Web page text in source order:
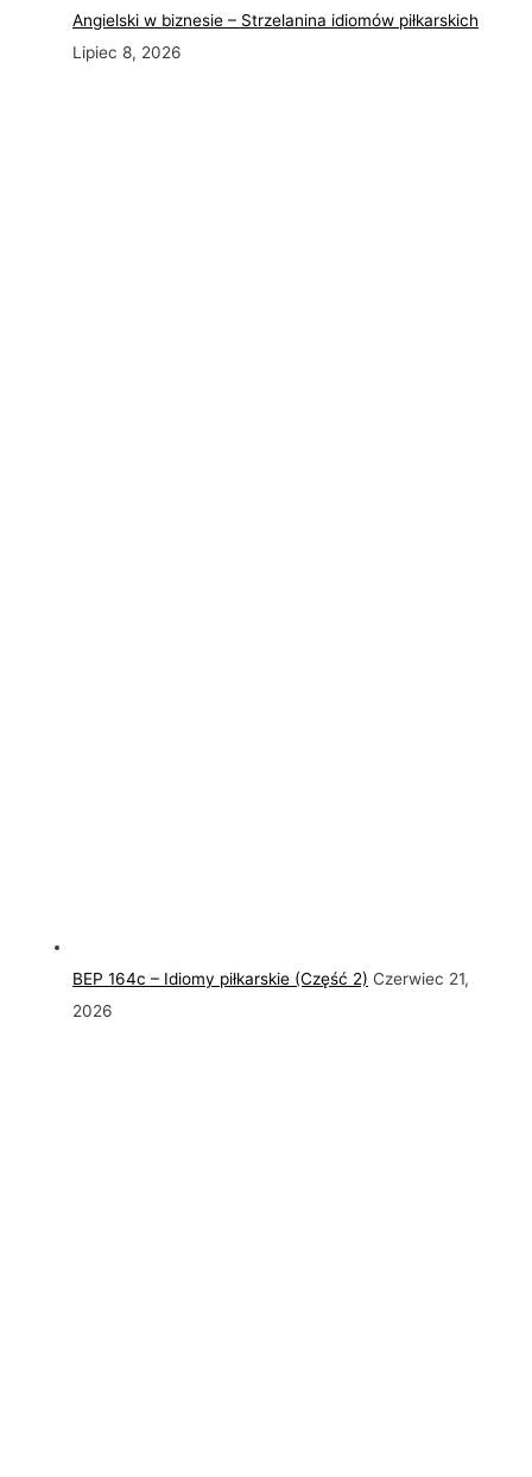
Angielski w biznesie – Strzelanina idiomów piłkarskich
Lipiec 8, 2026
BEP 164c – Idiomy piłkarskie (Część 2) Czerwiec 21,
2026